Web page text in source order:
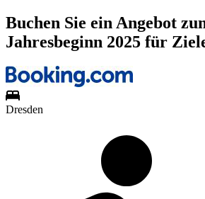
Buchen Sie ein Angebot
Jahresbeginn 2025 für
Dresden